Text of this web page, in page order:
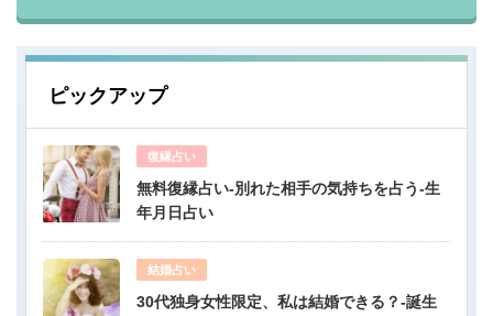
ピックアップ
復縁占い
無料復縁占い-別れた相手の気持ちを占う-生
年月日占い
結婚占い
30代独身女性限定、私は結婚できる？-誕生